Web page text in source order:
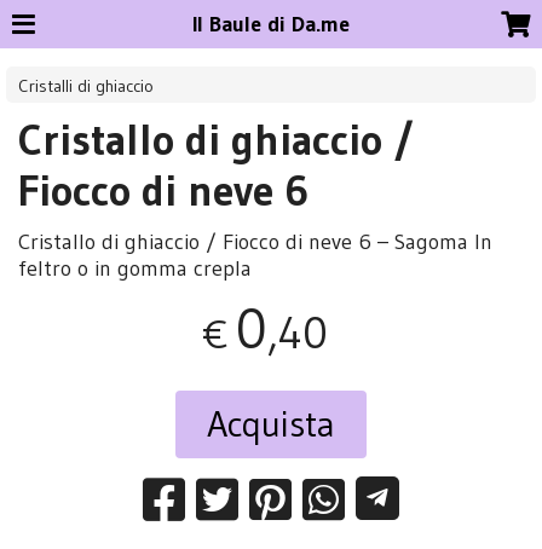
Il Baule di Da.me
Cristalli di ghiaccio
Cristallo di ghiaccio /
Fiocco di neve 6
Cristallo di ghiaccio / Fiocco di neve 6 – Sagoma In
feltro o in gomma crepla
€ 0,40
Acquista